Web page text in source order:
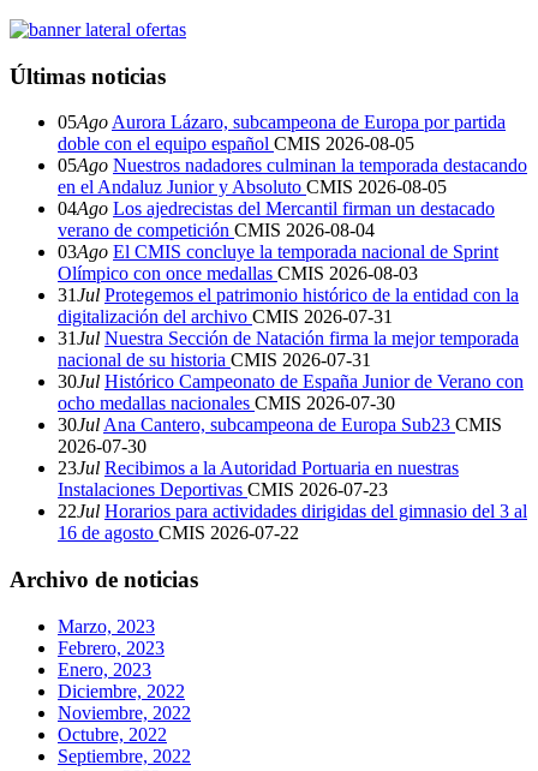
Últimas noticias
05Ago Aurora Lázaro, subcampeona de Europa por partida
doble con el equipo español CMIS 2026-08-05
05Ago Nuestros nadadores culminan la temporada destacando
en el Andaluz Junior y Absoluto CMIS 2026-08-05
04Ago Los ajedrecistas del Mercantil firman un destacado
verano de competición CMIS 2026-08-04
03Ago El CMIS concluye la temporada nacional de Sprint
Olímpico con once medallas CMIS 2026-08-03
31Jul Protegemos el patrimonio histórico de la entidad con la
digitalización del archivo CMIS 2026-07-31
31Jul Nuestra Sección de Natación firma la mejor temporada
nacional de su historia CMIS 2026-07-31
30Jul Histórico Campeonato de España Junior de Verano con
ocho medallas nacionales CMIS 2026-07-30
30Jul Ana Cantero, subcampeona de Europa Sub23 CMIS
2026-07-30
23Jul Recibimos a la Autoridad Portuaria en nuestras
Instalaciones Deportivas CMIS 2026-07-23
22Jul Horarios para actividades dirigidas del gimnasio del 3 al
16 de agosto CMIS 2026-07-22
Archivo de noticias
Marzo, 2023
Febrero, 2023
Enero, 2023
Diciembre, 2022
Noviembre, 2022
Octubre, 2022
Septiembre, 2022